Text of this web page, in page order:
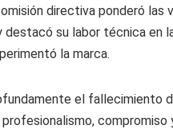
directiva ponderó las
destacó su labor técnica en
la marca.
el fallecimiento
compromiso